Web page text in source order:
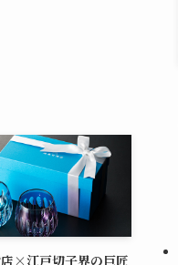
×江戸切子界の巨匠